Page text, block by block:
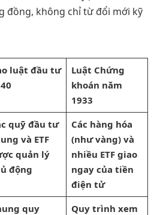
đồng, không chỉ từ đổi mới kỹ
luật đầu tư
Luật Chứng
khoán năm
1933
quỹ đầu tư
và ETF
quản lý
động
Các hàng hóa
(như vàng) và
nhiều ETF giao
ngay của tiền
điện tử
quy
Quy trình xem